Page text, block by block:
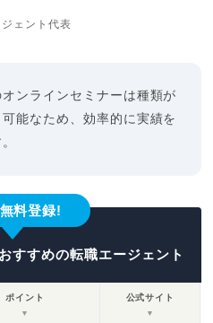
ェント代表
オンラインセミナーは種類が
能なため、効率的に実績を
料登録!
すすめの転職エージェント
ポイント
▼
公式サイト
▼